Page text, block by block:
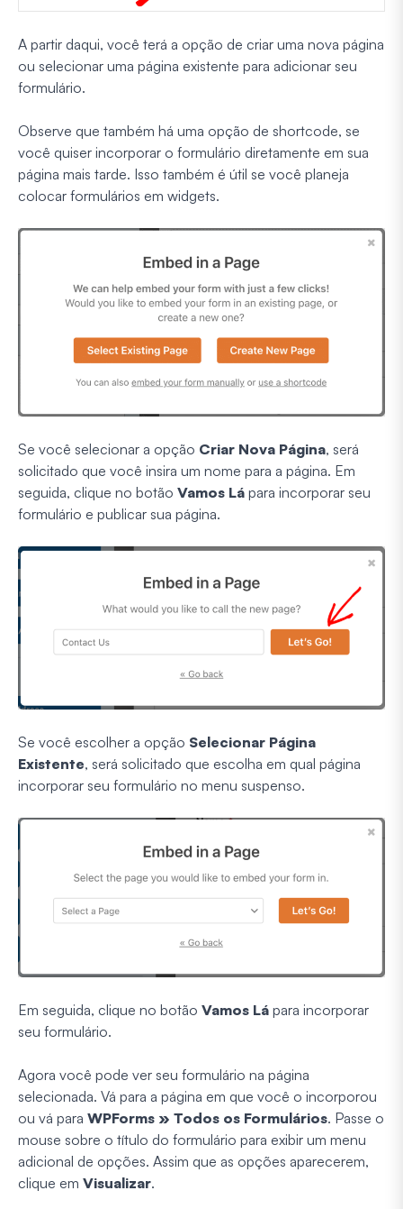
A partir daqui, você terá a opção de criar uma nova página
ou selecionar uma página existente para adicionar seu
formulário.
Observe que também há uma opção de shortcode, se
você quiser incorporar o formulário diretamente em sua
página mais tarde. Isso também é útil se você planeja
colocar formulários em widgets.
Se você selecionar a opção Criar Nova Página, será
solicitado que você insira um nome para a página. Em
seguida, clique no botão Vamos Lá para incorporar seu
formulário e publicar sua página.
Se você escolher a opção Selecionar Página
Existente, será solicitado que escolha em qual página
incorporar seu formulário no menu suspenso.
Em seguida, clique no botão Vamos Lá para incorporar
seu formulário.
Agora você pode ver seu formulário na página
selecionada. Vá para a página em que você o incorporou
ou vá para WPForms » Todos os Formulários. Passe o
mouse sobre o título do formulário para exibir um menu
adicional de opções. Assim que as opções aparecerem,
clique em Visualizar.